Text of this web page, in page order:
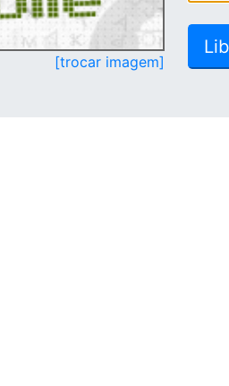
[trocar imagem]